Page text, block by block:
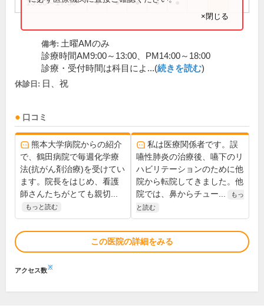
13:50～17:30 ● ● ● ●
×閉じる
備考: 土曜AMのみ
診療時間AM9:00～13:00、PM14:00～18:00
診療・受付時間は科目によ...(続きを読む)
休診日: 日、祝
口コミ
熊本大学病院からの紹介
で、鶴田病院で毎週化学療
法(抗がん剤治療)を受けてい
ます。院長をはじめ、看護
師さんたちがとても親切...
もっと読む
私は医療関係者です。誤
嚥性肺炎の治療後、嚥下のリ
ハビリテーションのために他
院から転院してきました。他
院では、鼻からチュー...
もっ
と読む
この医院の詳細をみる
アクセス数※